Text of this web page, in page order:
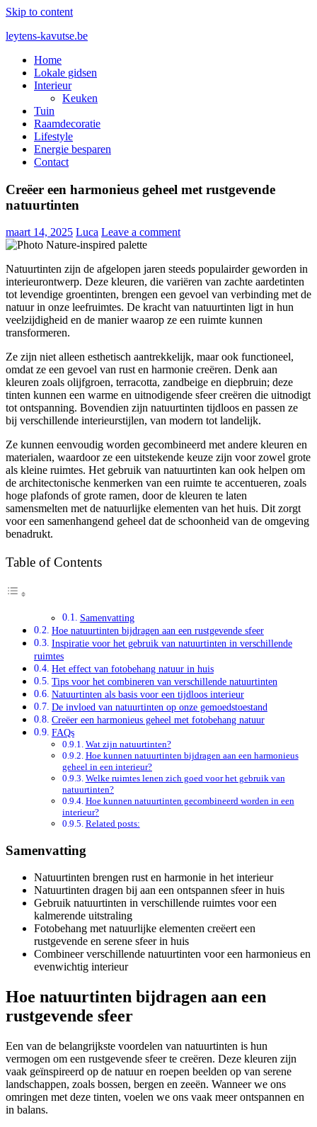
Skip to content
leytens-kavutse.be
Blog interieurstyling: Hoe je kleur en textuur combineert
Home
Lokale gidsen
Interieur
Keuken
Tuin
Raamdecoratie
Lifestyle
Energie besparen
Contact
Creëer een harmonieus geheel met rustgevende
natuurtinten
maart 14, 2025 Luca Leave a comment
Natuurtinten zijn de afgelopen jaren steeds populairder geworden in
interieurontwerp. Deze kleuren, die variëren van zachte aardetinten
tot levendige groentinten, brengen een gevoel van verbinding met de
natuur in onze leefruimtes. De kracht van natuurtinten ligt in hun
veelzijdigheid en de manier waarop ze een ruimte kunnen
transformeren.
Ze zijn niet alleen esthetisch aantrekkelijk, maar ook functioneel,
omdat ze een gevoel van rust en harmonie creëren. Denk aan
kleuren zoals olijfgroen, terracotta, zandbeige en diepbruin; deze
tinten kunnen een warme en uitnodigende sfeer creëren die uitnodigt
tot ontspanning. Bovendien zijn natuurtinten tijdloos en passen ze
bij verschillende interieurstijlen, van modern tot landelijk.
Ze kunnen eenvoudig worden gecombineerd met andere kleuren en
materialen, waardoor ze een uitstekende keuze zijn voor zowel grote
als kleine ruimtes. Het gebruik van natuurtinten kan ook helpen om
de architectonische kenmerken van een ruimte te accentueren, zoals
hoge plafonds of grote ramen, door de kleuren te laten
samensmelten met de natuurlijke elementen van het huis. Dit zorgt
voor een samenhangend geheel dat de schoonheid van de omgeving
benadrukt.
Table of Contents
Samenvatting
Hoe natuurtinten bijdragen aan een rustgevende sfeer
Inspiratie voor het gebruik van natuurtinten in verschillende
ruimtes
Het effect van fotobehang natuur in huis
Tips voor het combineren van verschillende natuurtinten
Natuurtinten als basis voor een tijdloos interieur
De invloed van natuurtinten op onze gemoedstoestand
Creëer een harmonieus geheel met fotobehang natuur
FAQs
Wat zijn natuurtinten?
Hoe kunnen natuurtinten bijdragen aan een harmonieus
geheel in een interieur?
Welke ruimtes lenen zich goed voor het gebruik van
natuurtinten?
Hoe kunnen natuurtinten gecombineerd worden in een
interieur?
Related posts:
Samenvatting
Natuurtinten brengen rust en harmonie in het interieur
Natuurtinten dragen bij aan een ontspannen sfeer in huis
Gebruik natuurtinten in verschillende ruimtes voor een
kalmerende uitstraling
Fotobehang met natuurlijke elementen creëert een
rustgevende en serene sfeer in huis
Combineer verschillende natuurtinten voor een harmonieus en
evenwichtig interieur
Hoe natuurtinten bijdragen aan een
rustgevende sfeer
Een van de belangrijkste voordelen van natuurtinten is hun
vermogen om een rustgevende sfeer te creëren. Deze kleuren zijn
vaak geïnspireerd op de natuur en roepen beelden op van serene
landschappen, zoals bossen, bergen en zeeën. Wanneer we ons
omringen met deze tinten, voelen we ons vaak meer ontspannen en
in balans.